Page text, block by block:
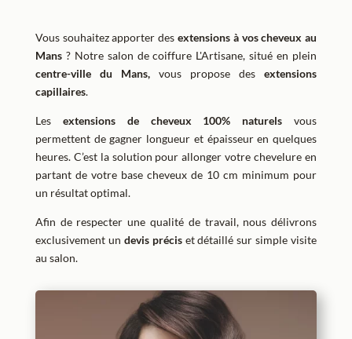
Vous souhaitez apporter des extensions à vos cheveux au
Mans? Notre salon de coiffure L'Artisane, situé en plein
centre-ville du Mans,vous propose desextensions
capillaires.
Les extensions de cheveux 100% naturels vous
permettent de gagner longueur et épaisseur en quelques
heures. C’est la solution pour allonger votre chevelure en
partant de votre base cheveux de 10 cm minimum pour
un résultat optimal.
Afin de respecter une qualité de travail, nous délivrons
exclusivement un devis préciset détaillé sur simple visite
au salon.